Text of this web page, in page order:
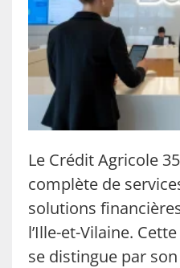
Le Crédit Agricole
complète de
solutions
l’Ille-et-Vilaine.
se distingue par